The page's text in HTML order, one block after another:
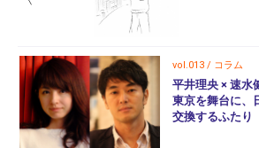
vol.013 / コラム
平井理央 × 速水
東京を舞台に、
交換するふたり